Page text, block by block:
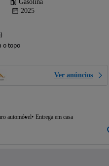
Gasolina
2025
o topo
Ver anúncios
automóvel Entrega em casa